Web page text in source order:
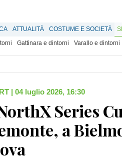
ATTUALITÀ COSTUME E SOCIETÀ
Gattinara e dintorni Varallo e dintorni
| 04 luglio 2026, 16:30
Series
a